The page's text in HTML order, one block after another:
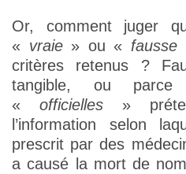
Or, comment juger
« vraie» ou « fausse
critères retenus ?
tangible, ou
« officielles »
l’information selon
prescrit par des
a causé la mort de